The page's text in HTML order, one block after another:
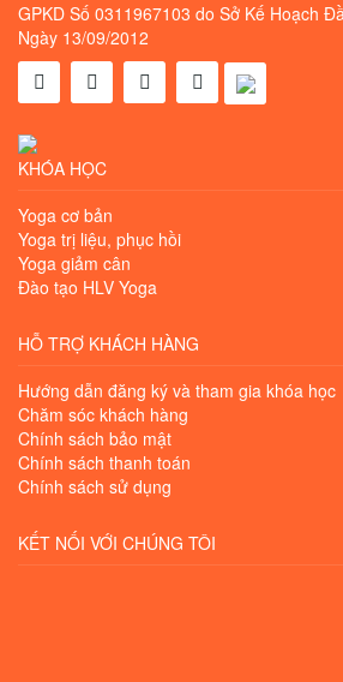
GPKD Số 0311967103 do Sở Kế Hoạch
Ngày 13/09/2012
KHÓA HỌC
Yoga cơ bản
Yoga trị liệu, phục hồi
Yoga giảm cân
Đào tạo HLV Yoga
HỖ TRỢ KHÁCH HÀNG
Hướng dẫn đăng ký và tham gia khóa học
Chăm sóc khách hàng
Chính sách bảo mật
Chính sách thanh toán
Chính sách sử dụng
KẾT NỐI VỚI CHÚNG TÔI